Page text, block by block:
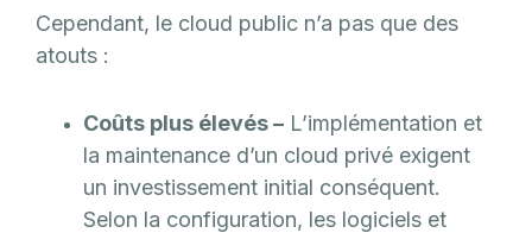
Cependant, le cloud public n’a pas que des
atouts :
Coûts plus élevés – L’implémentation et
la maintenance d’un cloud privé exigent
un investissement initial conséquent.
Selon la configuration, les logiciels et